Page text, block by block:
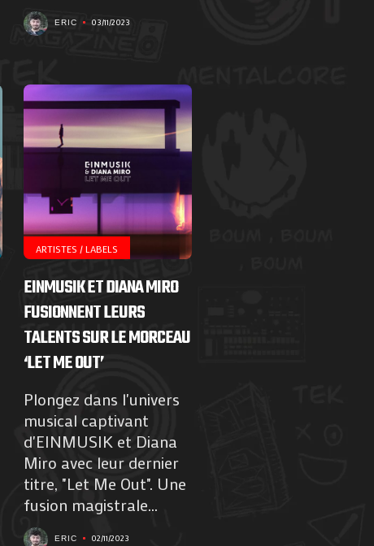
ERIC 03/11/2023
ARTISTES / LABELS
EINMUSIK ET DIANA MIRO
FUSIONNENT LEURS
TALENTS SUR LE MORCEAU
‘LET ME OUT’
Plongez dans l'univers
musical captivant
d'EINMUSIK et Diana
Miro avec leur dernier
titre, "Let Me Out". Une
fusion magistrale...
ERIC 02/11/2023